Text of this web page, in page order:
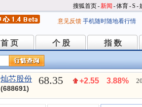
搜狐首页-新闻 -体育-S -
意见反馈 手机随时随地看行情
首 页
首 页 个 股
个 股 指 数
指 数
灿芯股份
(688691)
68.35 +2.55 3.88%